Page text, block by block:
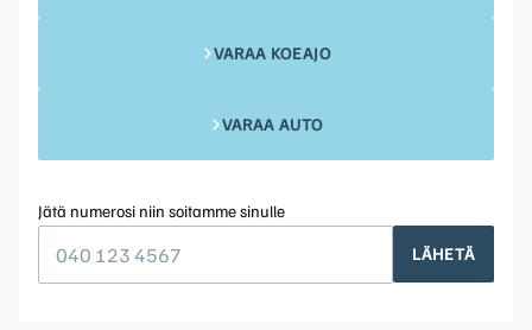
VARAA KOEAJO
VARAA AUTO
Jätä numerosi niin soitamme sinulle
LÄHETÄ